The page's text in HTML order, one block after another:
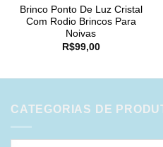
Brinco Ponto De Luz Cristal
Com Rodio Brincos Para
Noivas
R$99,00
CATEGORIAS DE